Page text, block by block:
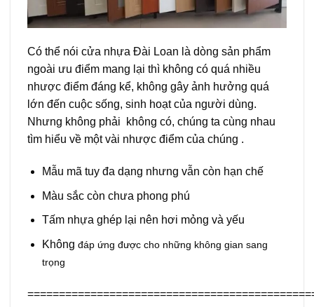
Có thể nói cửa nhựa Đài Loan là dòng sản phẩm
ngoài ưu điểm mang lại thì không có quá nhiều
nhược điểm đáng kể, không gây ảnh hưởng quá
lớn đến cuộc sống, sinh hoạt của người dùng.
Nhưng không phải không có, chúng ta cùng nhau
tìm hiểu về một vài nhược điểm của chúng .
Mẫu mã tuy đa dạng nhưng vẫn còn hạn chế
Màu sắc còn chưa phong phú
Tấm nhựa ghép lại nên hơi mỏng và yếu
Không đáp ứng được cho những không gian sang
trọng